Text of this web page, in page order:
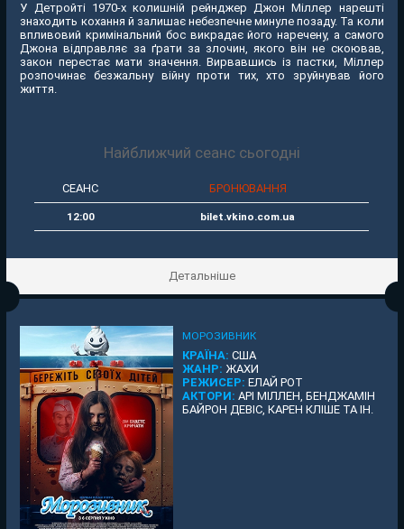
У Детройті 1970-х колишній рейнджер Джон Міллер нарешті
знаходить кохання й залишає небезпечне минуле позаду. Та коли
впливовий кримінальний бос викрадає його наречену, а самого
Джона відправляє за ґрати за злочин, якого він не скоював,
закон перестає мати значення. Вирвавшись із пастки, Міллер
розпочинає безжальну війну проти тих, хто зруйнував його
життя.
Найближчий сеанс сьогодні
СЕАНС БРОНЮВАННЯ
12:00 bilet.vkino.com.ua
Детальніше
МОРОЗИВНИК
КРАЇНА: США
ЖАНР: ЖАХИ
РЕЖИСЕР: ЕЛАЙ РОТ
АКТОРИ: АРІ МІЛЛЕН, БЕНДЖАМІН
БАЙРОН ДЕВІС, КАРЕН КЛІШЕ ТА ІН.